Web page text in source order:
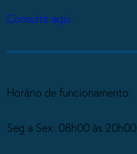
Consulte aqui.
Horário de funcionamento:
Seg a Sex: 08h00 às 20h00